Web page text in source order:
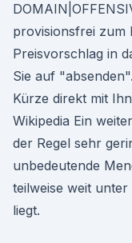
provisionsfrei zum
Preisvorschlag in
Sie auf
Kürze direkt mit
Wikipedia Ein
der Regel sehr
unbedeutende
teilweise weit
liegt.